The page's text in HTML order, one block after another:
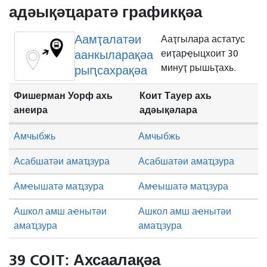
адәықәҵаратә графикқәа
Аамҭалатәи
аанкыларақәа
рыԥсахрақәа
Ааҭгылара астатус
еиҭарҿыцхоит 30
минуҭ рышьҭахь.
Фишерман Уорф ахь
анеира
Коит Тауер ахь
адәықәлара
Асабшатәи амаҵзура Асабшатәи амаҵзура
Амҽышатә маҵзура Амҽышатә маҵзура
Амчыбжь Амчыбжь
Ашкол амш аҽнытәи
амаҵзура
Ашкол амш аҽнытәи
амаҵзура
39 COIT: Ахсаалақәа